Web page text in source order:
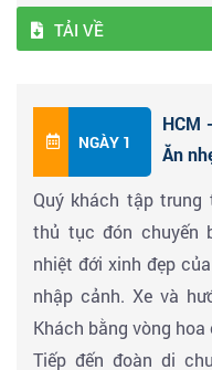
TẢI VỀ
NGÀY 1
HCM
Ăn
Quý khách tập trung
thủ tục đón chuyến
nhiệt đới xinh đẹp
nhập cảnh. Xe và
Khách bằng vòng hoa
Tiếp đến đoàn di